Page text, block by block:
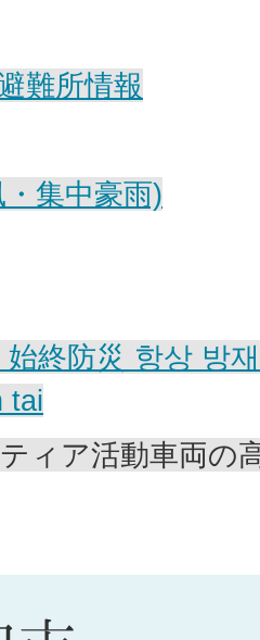
難所情報
集中豪雨)
終防災 항상 방
tai
ィア活動車両の